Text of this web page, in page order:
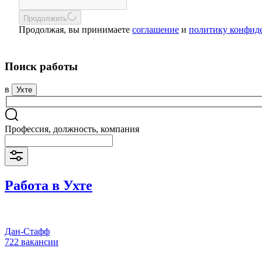
Продолжить
Продолжая, вы принимаете соглашение и политику
Поиск работы
в Ухте
Профессия, должность, компания
Работа в Ухте
Дан-Стафф
722 вакансии